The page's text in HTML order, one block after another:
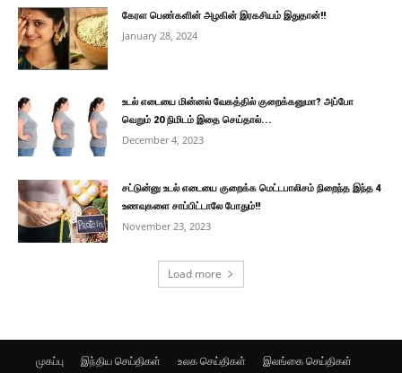
கேரள பெண்களின் அழகின் இரகசியம் இதுதான்!!
January 28, 2024
உடல் எடையை மின்னல் வேகத்தில் குறைக்கனுமா? அப்போ
வெறும் 20 நிமிடம் இதை செய்தால்...
December 4, 2023
சட்டுன்னு உடல் எடையை குறைக்க மெட்டபாலிசம் நிறைந்த இந்த 4
உணவுகளை சாப்பிட்டாலே போதும்!!
November 23, 2023
Load more
முகப்பு இந்திய செய்திகள் உலக செய்திகள்
இலங்கை செய்திகள்